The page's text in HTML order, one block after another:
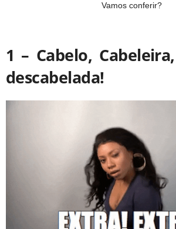
Vamos conferir?
1 – Cabelo,
descabelada!